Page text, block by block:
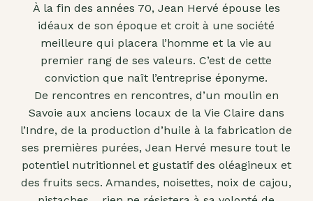
À la fin des années 70, Jean Hervé épouse les
idéaux de son époque et croit à une société
meilleure qui placera l’homme et la vie au
premier rang de ses valeurs. C’est de cette
conviction que naît l’entreprise éponyme.
De rencontres en rencontres, d’un moulin en
Savoie aux anciens locaux de la Vie Claire dans
l’Indre, de la production d’huile à la fabrication de
ses premières purées, Jean Hervé mesure tout le
potentiel nutritionnel et gustatif des oléagineux et
des fruits secs. Amandes, noisettes, noix de cajou,
fruits
secs
Purées
sucrées
dites
"confits"
Livres
Anti-
gaspi
Promotions